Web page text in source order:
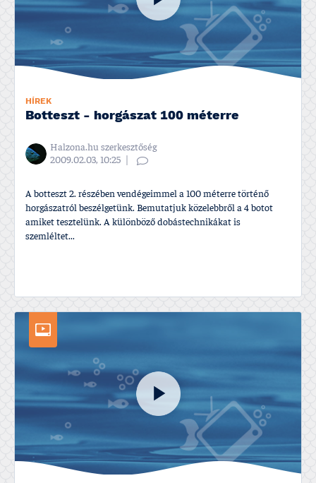
HÍREK
Botteszt - horgászat 100 méterre
Halzona.hu szerkesztőség
2009.02.03, 10:25
A botteszt 2. részében vendégeimmel a 100 méterre történő
horgászatról beszélgetünk. Bemutatjuk közelebbről a 4 botot
amiket tesztelünk. A különböző dobástechnikákat is
szemléltet...